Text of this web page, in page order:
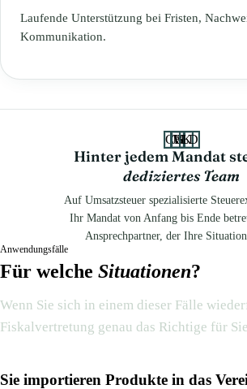
Laufende Unterstützung bei Fristen,
Kommunikation.
CB
JS
VK
LD
Hinter jedem Mandat
dediziertes Team
Auf Umsatzsteuer spezialisierte
Ihr Mandat von Anfang bis Ende
Ansprechpartner, der Ihre
Anwendungsfälle
Für welche Situationen?
Wenn Sie sich in einem dieser Fälle
Fiskalvertretung genau das Richtige für
Sie importieren Produkte in das